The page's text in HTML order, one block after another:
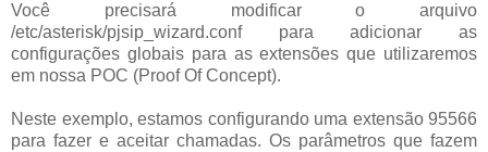
Você precisará modificar o arquivo
/etc/asterisk/pjsip_wizard.conf para adicionar as
configurações globais para as extensões que utilizaremos
em nossa POC (Proof Of Concept).
Neste exemplo, estamos configurando uma extensão 95566
para fazer e aceitar chamadas. Os parâmetros que fazem